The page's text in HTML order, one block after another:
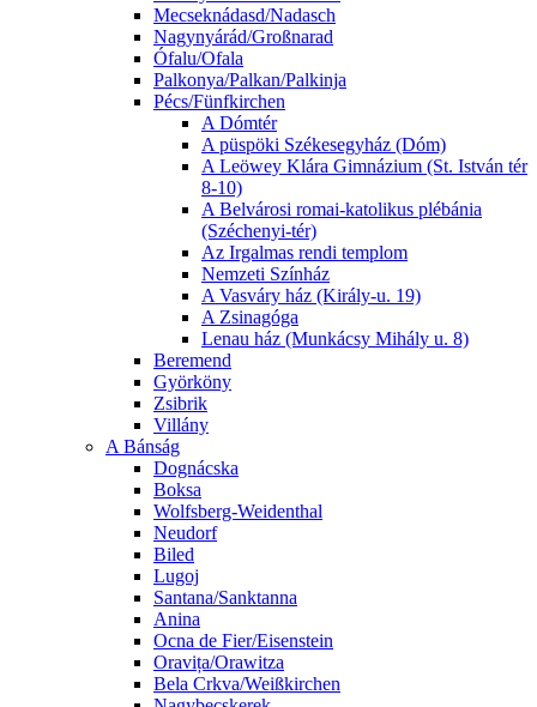
Mecseknádasd/Nadasch
Nagynyárád/Großnarad
Ófalu/Ofala
Palkonya/Palkan/Palkinja
Pécs/Fünfkirchen
A Dómtér
A püspöki Székesegyház (Dóm)
A Leöwey Klára Gimnázium (St. István tér
8-10)
A Belvárosi romai-katolikus plébánia
(Széchenyi-tér)
Az Irgalmas rendi templom
Nemzeti Színház
A Vasváry ház (Király-u. 19)
A Zsinagóga
Lenau ház (Munkácsy Mihály u. 8)
Beremend
Györköny
Zsibrik
Villány
A Bánság
Dognácska
Boksa
Wolfsberg-Weidenthal
Neudorf
Biled
Lugoj
Santana/Sanktanna
Anina
Ocna de Fier/Eisenstein
Oravița/Orawitza
Bela Crkva/Weißkirchen